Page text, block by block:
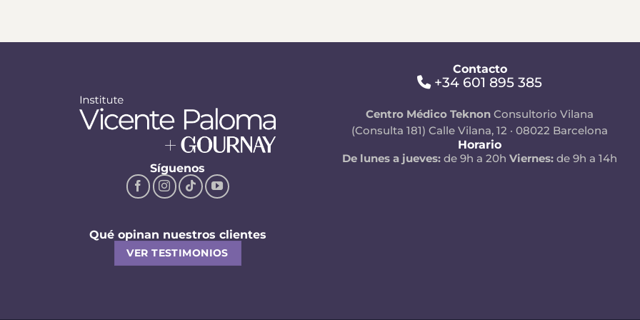
Síguenos
Qué opinan nuestros clientes
VER TESTIMONIOS
Contacto
+34 601 895 385
Centro Médico Teknon Consultorio Vilana
(Consulta 181)Calle Vilana, 12 · 08022 Barcelona
Horario
De lunes a jueves: de 9h a 20hViernes: de 9h a 14h